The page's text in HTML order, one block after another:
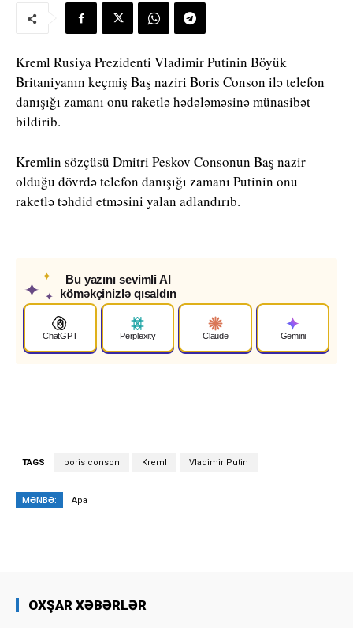
Kreml Rusiya Prezidenti Vladimir Putinin Böyük
Britaniyanın keçmiş Baş naziri Boris Conson ilə telefon
danışığı zamanı onu raketlə hədələməsinə münasibət
bildirib.
Kremlin sözçüsü Dmitri Peskov Consonun Baş nazir
olduğu dövrdə telefon danışığı zamanı Putinin onu
raketlə təhdid etməsini yalan adlandırıb.
✦
✦
✦
Bu yazını sevimli AI
köməkçinizlə qısaldın
ChatGPT Perplexity Claude Gemini
TAGS boris conson Kreml Vladimir Putin
MƏNBƏ: Apa
OXŞAR XƏBƏRLƏR